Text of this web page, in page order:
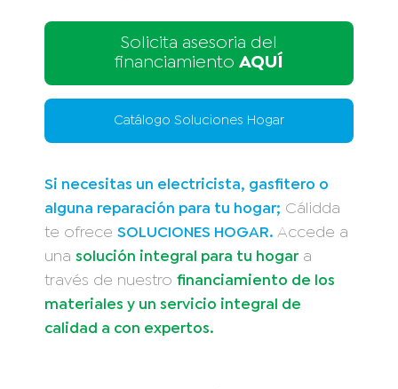
Solicita asesoria del
financiamiento AQUÍ
Catálogo Soluciones Hogar
Si necesitas un electricista, gasfitero o
alguna reparación para tu hogar; Cálidda
te ofrece SOLUCIONES HOGAR. Accede a
una solución integral para tu hogara
través de nuestro financiamiento de los
materiales y un servicio integral de
calidad a con expertos.